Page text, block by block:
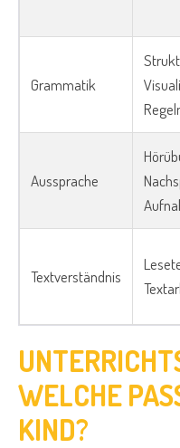
Grammatik
Aussprache
Textverständnis
WELCHE
KIND?